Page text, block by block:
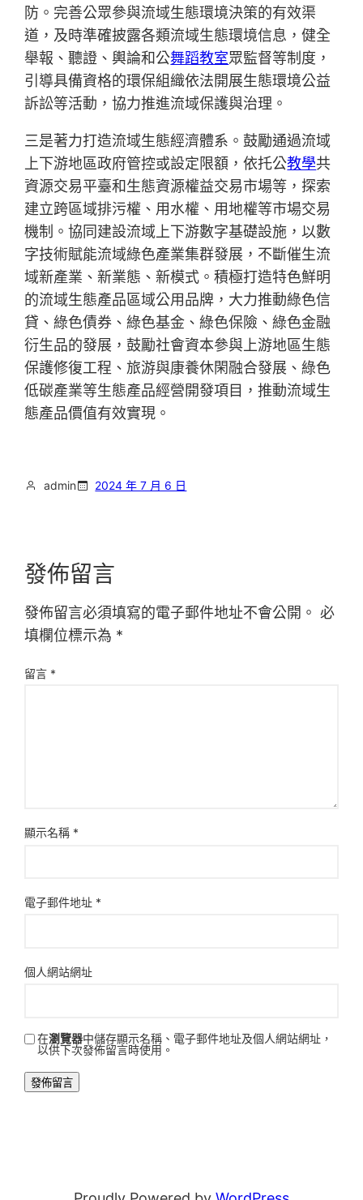
防。完善公眾參與流域生態環境決策的有效渠
道，及時準確披露各類流域生態環境信息，健全
舉報、聽證、輿論和公舞蹈教室眾監督等制度，
引導具備資格的環保組織依法開展生態環境公益
訴訟等活動，協力推進流域保護與治理。
三是著力打造流域生態經濟體系。鼓勵通過流域
上下游地區政府管控或設定限額，依托公教學共
資源交易平臺和生態資源權益交易市場等，探索
建立跨區域排污權、用水權、用地權等市場交易
機制。協同建設流域上下游數字基礎設施，以數
字技術賦能流域綠色產業集群發展，不斷催生流
域新產業、新業態、新模式。積極打造特色鮮明
的流域生態產品區域公用品牌，大力推動綠色信
貸、綠色債券、綠色基金、綠色保險、綠色金融
衍生品的發展，鼓勵社會資本參與上游地區生態
保護修復工程、旅游與康養休閑融合發展、綠色
低碳產業等生態產品經營開發項目，推動流域生
態產品價值有效實現。
admin 2024 年 7 月 6 日
發佈留言
發佈留言必須填寫的電子郵件地址不會公開。 必
填欄位標示為 *
留言 *
顯示名稱 *
電子郵件地址 *
個人網站網址
在瀏覽器中儲存顯示名稱、電子郵件地址及個人網站網址，
以供下次發佈留言時使用。